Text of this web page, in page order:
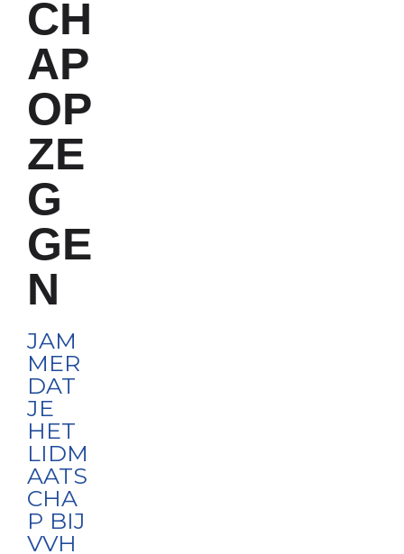
CH
AP
OP
ZE
G
GE
N
JAM
MER
DAT
JE
HET
LIDM
AATS
CHA
P BIJ
VVH